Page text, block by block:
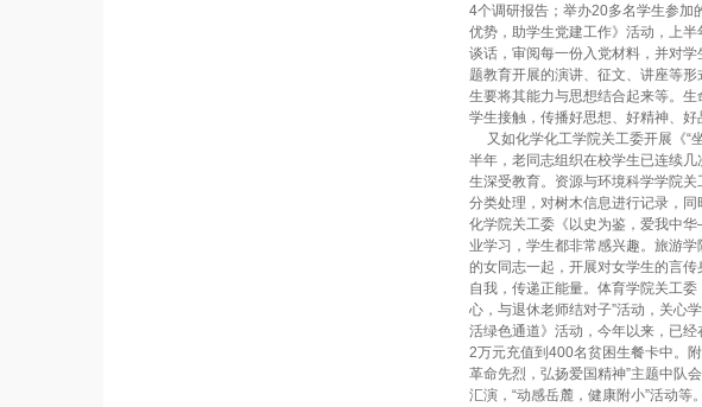
4个调研报告；举办20多名学生参加
优势，助学生党建工作》活动，上
谈话，审阅每一份入党材料，并对
题教育开展的演讲、征文、讲座等
生要将其能力与思想结合起来等。
学生接触，传播好思想、好精神、好
又如化学化工学院关工委开展《“
半年，老同志组织在校学生已连续
生深受教育。资源与环境科学学院
分类处理，对树木信息进行记录，
化学院关工委《以史为鉴，爱我中
业学习，学生都非常感兴趣。旅游
的女同志一起，开展对女学生的言
自我，传递正能量。体育学院关工
心，与退休老师结对子”活动，关心
活绿色通道》活动，今年以来，已
2万元充值到400名贫困生餐卡中。
革命先烈，弘扬爱国精神”主题中队
汇演，“动感岳麓，健康附小”活动等。